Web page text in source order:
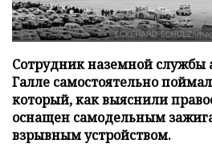
Сотрудник наземной службы
Галле самостоятельно
который, как выяснили
оснащен самодельным
взрывным устройством.